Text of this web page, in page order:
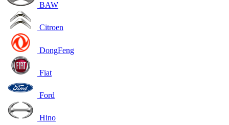
BAW
Citroen
DongFeng
Fiat
Ford
Hino